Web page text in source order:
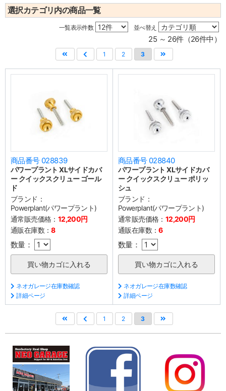
選択カテゴリ内の商品一覧
一覧表示件数 並べ替え
25 ～ 26件（26件中）
1 2 3
商品番号 028839
パワープラント XLサイドカバ
ー クイックスクリュー ゴール
ド
ブランド：
Powerplant(パワープラント)
通常販売価格： 12,200円
通販在庫数：8
数量：
ネオガレージ在庫数確認
詳細ページ
商品番号 028840
パワープラント XLサイドカバ
ー クイックスクリュー ポリッ
シュ
ブランド：
Powerplant(パワープラント)
通常販売価格： 12,200円
通販在庫数：6
数量：
ネオガレージ在庫数確認
詳細ページ
1 2 3